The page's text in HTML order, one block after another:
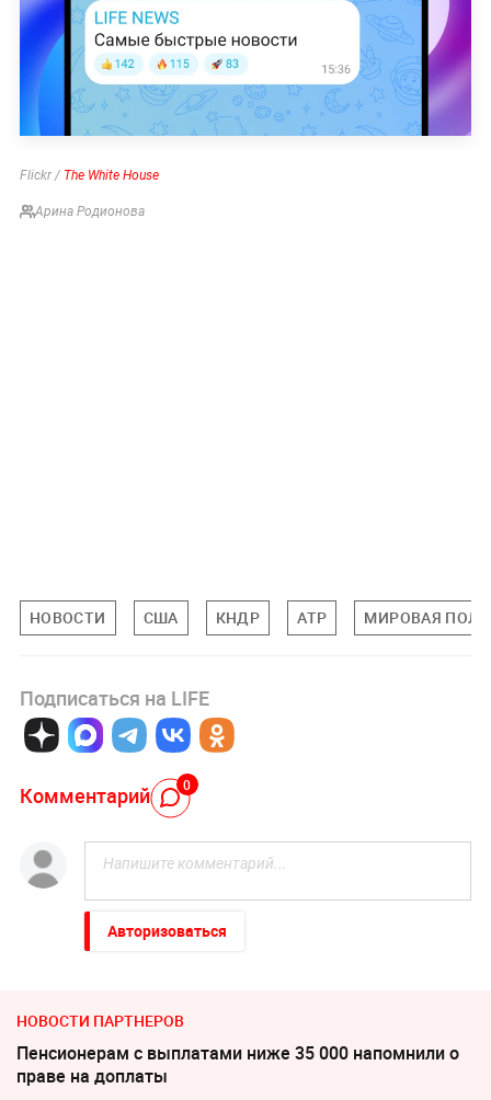
Flickr / The White House
Арина Родионова
НОВОСТИ США КНДР АТР МИРОВАЯ
Подписаться на LIFE
Комментарий 0
Авторизоваться
НОВОСТИ ПАРТНЕРОВ
Пенсионерам с выплатами ниже 35 000 напомнили о
праве на доплаты